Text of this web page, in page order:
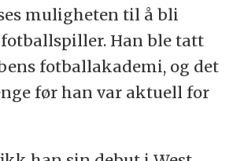
muligheten til å bli
Han ble tatt
fotballakademi, og det
før han var aktuell for